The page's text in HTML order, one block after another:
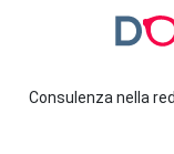
Consulenza nella